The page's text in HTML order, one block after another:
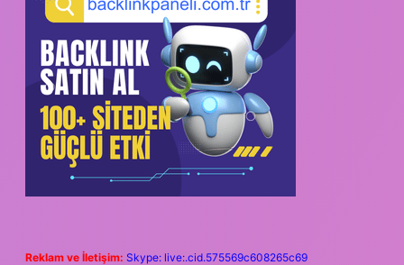
Reklam ve İletişim: Skype: live:.cid.575569c608265c69